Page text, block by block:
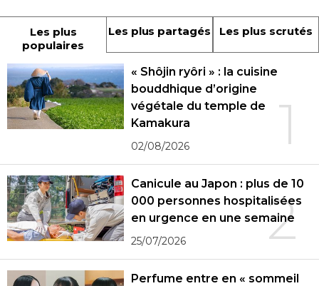
Les plus
populaires
Les plus partagés Les plus scrutés
1
« Shôjin ryôri » : la cuisine
bouddhique d’origine
végétale du temple de
Kamakura
02/08/2026
2
Canicule au Japon : plus de 10
000 personnes hospitalisées
en urgence en une semaine
25/07/2026
Perfume entre en « sommeil